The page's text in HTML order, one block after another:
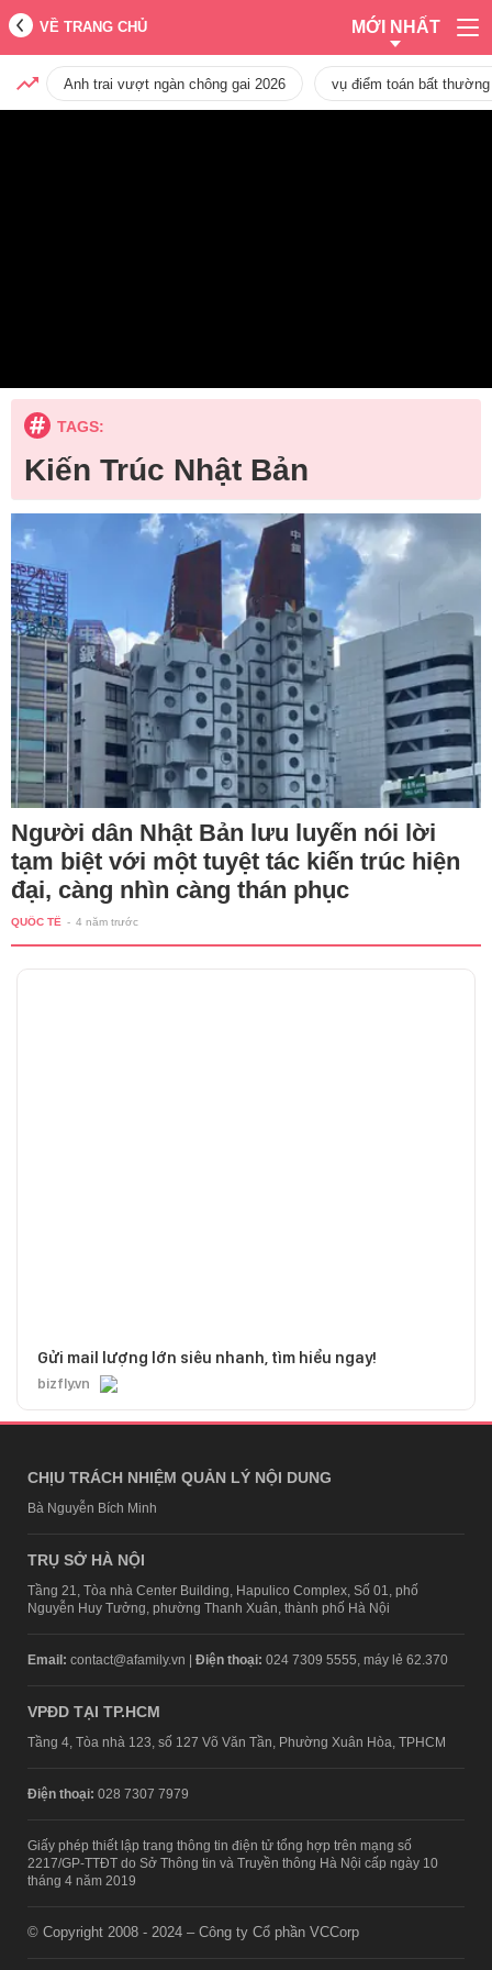
VỀ TRANG CHỦ MỚI NHẤT
Anh trai vượt ngàn chông gai 2026 vụ điểm toán bất
TAGS:
Kiến Trúc Nhật Bản
Người dân Nhật Bản lưu luyến nói lời
tạm biệt với một tuyệt tác kiến trúc hiện
đại, càng nhìn càng thán phục
QUỐC TẾ - 4 năm trước
Gửi mail lượng lớn siêu nhanh, tìm hiểu ngay!
bizfly.vn
CHỊU TRÁCH NHIỆM QUẢN LÝ NỘI DUNG
Bà Nguyễn Bích Minh
TRỤ SỞ HÀ NỘI
Tầng 21, Tòa nhà Center Building, Hapulico Complex, Số 01, phố
Nguyễn Huy Tưởng, phường Thanh Xuân, thành phố Hà Nội
Email: contact@afamily.vn | Điện thoại: 024 7309 5555, máy lẻ 62.370
VPĐD TẠI TP.HCM
Tầng 4, Tòa nhà 123, số 127 Võ Văn Tần, Phường Xuân Hòa, TPHCM
Điện thoại: 028 7307 7979
Giấy phép thiết lập trang thông tin điện tử tổng hợp trên mạng số
2217/GP-TTĐT do Sở Thông tin và Truyền thông Hà Nội cấp ngày 10
tháng 4 năm 2019
© Copyright 2008 - 2024 – Công ty Cổ phần VCCorp